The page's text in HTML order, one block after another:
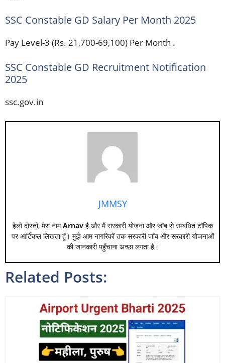
SSC Constable GD Salary Per Month 2025
Pay Level-3 (Rs. 21,700-69,100) Per Month .
SSC Constable GD Recruitment Notification
2025
ssc.gov.in
JMMSY
हेलो दोस्तों, मेरा नामArnavहै और मैं सरकारी योजना और जॉब से सम्बंधित टॉपिक
पर आर्टिकल लिखता हूँ। मुझे आम नागरिकों तक सरकारी जॉब और सरकारी योजनाओं
की जानकारी पहुँचाना अच्छा लगता है।
Related Posts: